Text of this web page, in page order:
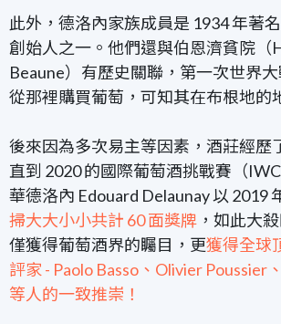
此外，德洛內家族成員是 1934 年著
創始人之一。他們還與伯恩濟貧院（
Beaune）有歷史關聯，第一次世界
從那裡購買葡萄，可知其在布根地的
後來因為多次易主等因素，酒莊經歷
直到 2020 的國際葡萄酒挑戰賽（
華德洛內 Edouard Delaunay 以 2019
掃大大小小共計 60 面獎牌 ，如此大
僅獲得葡萄酒界的矚目，更獲得全球
評家 - Paolo Basso、Olivier Poussier
等人的一致推崇！